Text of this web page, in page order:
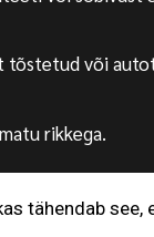
tõstetud või
rikkega.
tähendab see,